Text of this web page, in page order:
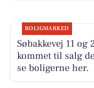
BOLIGMARKED
Søbakkevej 11
kommet til salg
se boligerne her.